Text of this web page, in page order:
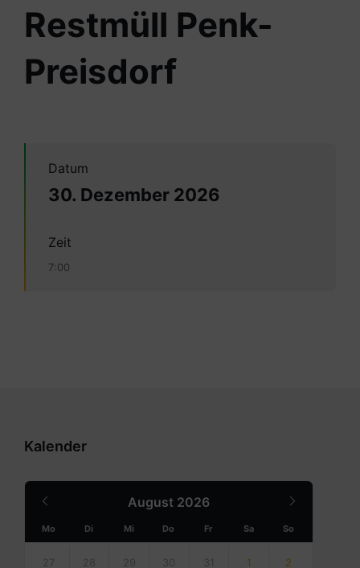
Restmüll Penk-
Preisdorf
Datum
30. Dezember 2026
Zeit
7:00
Kalender
August 2026
Month
Mo Di Mi Do Fr Sa So
calendar
27 28 29 30 31 1 2